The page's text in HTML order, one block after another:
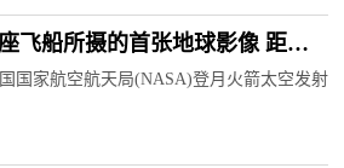
飞船所摄的首张地球影像 距上
国家航空航天局(NASA)登月火箭太空发射